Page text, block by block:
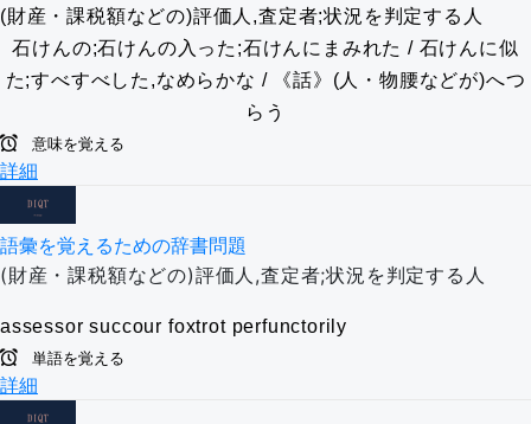
(財産・課税額などの)評価人,査定者;状況を判定する人
石けんの;石けんの入った;石けんにまみれた / 石けんに似
た;すべすべした,なめらかな / 《話》(人・物腰などが)へつ
らう
意味を覚える
詳細
語彙を覚えるための辞書問題
(財産・課税額などの)評価人,査定者;状況を判定する人
assessor succour foxtrot perfunctorily
単語を覚える
詳細